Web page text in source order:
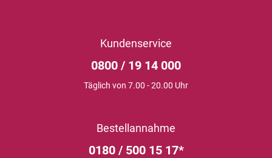
Kundenservice
0800 / 19 14 000
Täglich von 7.00 - 20.00 Uhr
Bestellannahme
0180 / 500 15 17*